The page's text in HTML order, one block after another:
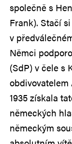
společně s
Frank). Stačí
v
Němci
(SdP) v čele s
1935 získala
německých
německým